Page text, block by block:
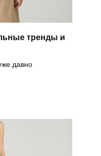
тренды и
давно